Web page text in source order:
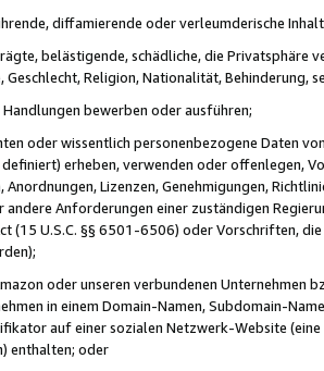
diffamierende oder verleumderische
belästigende, schädliche, die Privatsphäre
Religion, Nationalität, Behinderung,
bewerben oder ausführen;
oder wissentlich personenbezogene Daten
erheben, verwenden oder offenlegen,
Anordnungen, Lizenzen, Genehmigungen,
andere Anforderungen einer zuständigen
(15 U.S.C. §§ 6501-6506) oder Vorschriften,
oder unseren verbundenen Unternehmen
in einem Domain-Namen, Subdomain-
auf einer sozialen Netzwerk-Website
enthalten; oder